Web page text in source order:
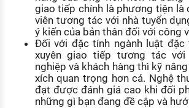
giao tiếp chính là phương tiện là
viên tương tác với nhà tuyển
ý kiến của bản thân đối với công
Đối với đặc tính ngành luật đặc
xuyên giao tiếp tương tác với
nghiệp và khách hàng thì kỹ
xích quan trọng hơn cả. Nghệ
đạt được đánh giá cao khi đối
những gì bạn đang đề cập và